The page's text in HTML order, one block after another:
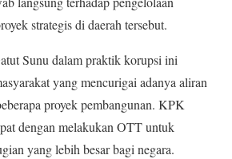
strategis di daerah tersebut.
Sunu dalam praktik korupsi ini
yang mencurigai adanya aliran
proyek pembangunan. KPK
dengan melakukan OTT untuk
yang lebih besar bagi negara.